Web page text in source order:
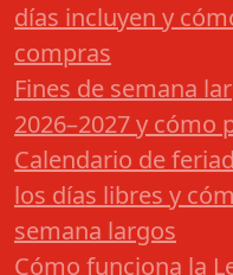
días incluyen y
compras
Fines de semana
2026–2027 y cómo
Calendario de
los días libres y
semana largos
Cómo funciona la